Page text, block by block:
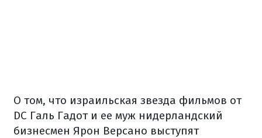
О том, что израильская звезда фильмов от
DC Галь Гадот и ее муж нидерландский
бизнесмен Ярон Версано выступят